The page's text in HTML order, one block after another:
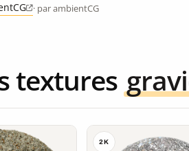
· par ambientCG
textures
2K